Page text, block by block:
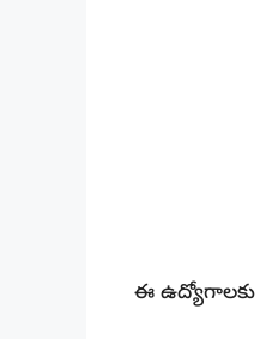
ఈ ఉద్యోగాలకు